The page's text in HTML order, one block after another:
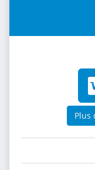
Plus